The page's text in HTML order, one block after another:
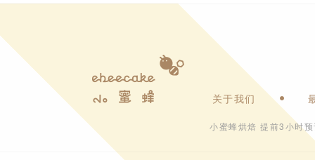
关于我们
小蜜蜂烘焙 提前3小时